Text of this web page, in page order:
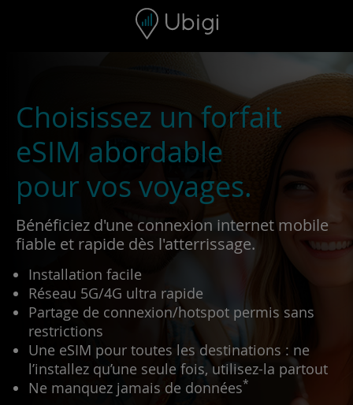
Barre de navigation
Choisissez un forfait
eSIM abordable
pour vos voyages.
Bénéficiez d'une connexion internet mobile
fiable et rapide dès l'atterrissage.
Installation facile
Réseau 5G/4G ultra rapide
Partage de connexion/hotspot permis sans
restrictions
Une eSIM pour toutes les destinations : ne
l’installez qu’une seule fois, utilisez-la partout
Ne manquez jamais de données*